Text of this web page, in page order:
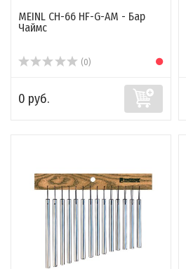
MEINL CH-66 HF-G-AM - Бар
Чаймс
(0)
0 руб.